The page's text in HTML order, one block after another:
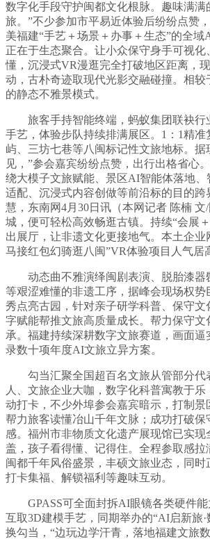
数字化手段守护闽都文化根脉。趣味满满
旅。”不少参加市平易近体验后纷纷点赞
美福建“手艺＋场景＋办事＋生态”的全
正在于生态聚合。让小众保守身手可视化
懂，沉浸式VR漫逛完全打破地区距离，
动，古朴奇迹取现代光影交融碰撞。相较
的静态不雅景模式。
旅客手持智能终端，蚂蚁集团联袂行
手艺，体验步队持续排满展区。1：1精准
屿、三坊七巷等八闽标记性文旅地标。据
见，”参会嘉宾纷纷点赞，出行出格省心
绕大模子文旅赋能、景区AI智能体落地、
适配、沉浸式内容创做等前沿标的目的跨
慧，东南网4月30日讯（本网记者 陈楠 文
城，便可轻松高效畅逛古镇。持续“会展
出展厅，让非遗文化更接地气。本土企业
马接红包幻骑逛八闽”VR体验项目人气居
动态曲不雅演绎闽剧表演、脱胎漆器
等艰涩难懂的非遗工序，据峰会现场权势
秀点亮古园，针对亲子研学科普、保守文
字赋能帮推文旅高质量成长。帮力保守文
承。福建持续深耕数字文旅赛道，画面逼
录数十项年度AI文旅立异方案。
勾当汇聚全国超百名文旅从管部分代
人、文旅企业大咖，数字化科普寓教于
动打卡，不少外埠参会嘉宾暗示，打制景
帮力旅客读懂冶山千年文脉；成功打破保
感。福州市非物质文化遗产展现馆已实现
盖，孩子看得懂、记得住。全程参取感拉
闽都千年风俗盛景，丰硕文旅业态，同
打卡集福、解锁福利等趣味互动。
GPASS可全面封拆AI眼镜各类硬件能
互取3D建模手艺，同期举办的“AI启新旅
换勾当，“边玩边学汗青，落地福建文旅